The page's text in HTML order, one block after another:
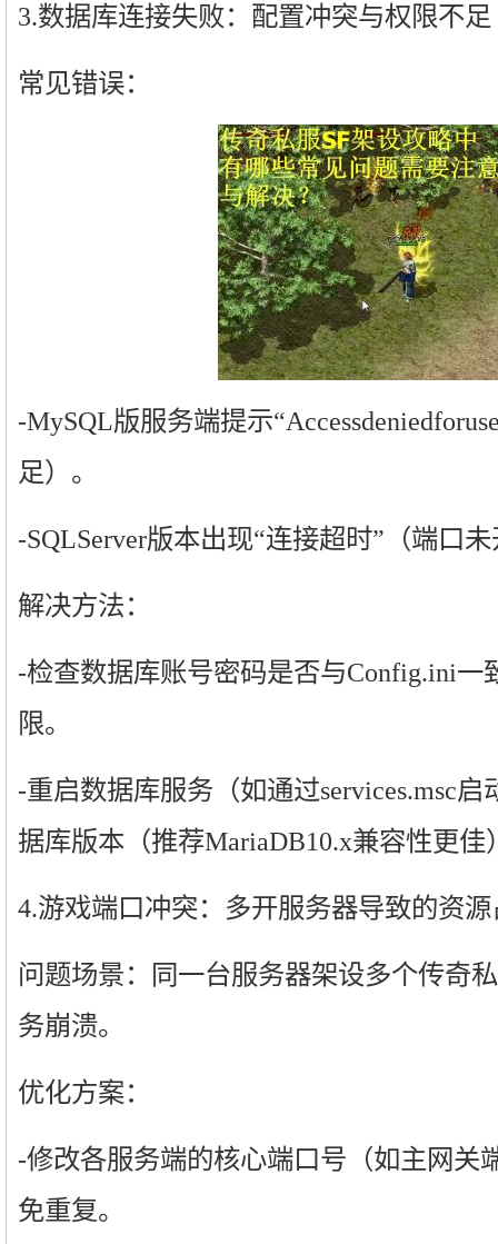
3.数据库连接失败：配置冲突与权限不足
常见错误：
-MySQL版服务端提示
足）。
-SQLServer版本出现“连接超时”（端口
解决方法：
-检查数据库账号密码是否与Config.ini一
限。
-重启数据库服务（如通过services.msc
据库版本（推荐MariaDB10.x兼容性更佳
4.游戏端口冲突：多开服务器导致的资源
问题场景：同一台服务器架设多个传奇
务崩溃。
优化方案：
-修改各服务端的核心端口号（如主网关
免重复。